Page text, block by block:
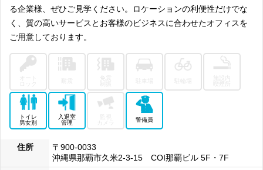
る企業様、ぜひご見学ください。ロケーションの利便性だけでな
く、質の高いサービスとお客様のビジネスに合わせたオフィスを
ご用意しております。
喫煙所
トイレ
男女別
入退室
管理
カメラ
警備員
住所
〒900-0033
沖縄県那覇市久米2-3-15 COI那覇ビル 5F・7F